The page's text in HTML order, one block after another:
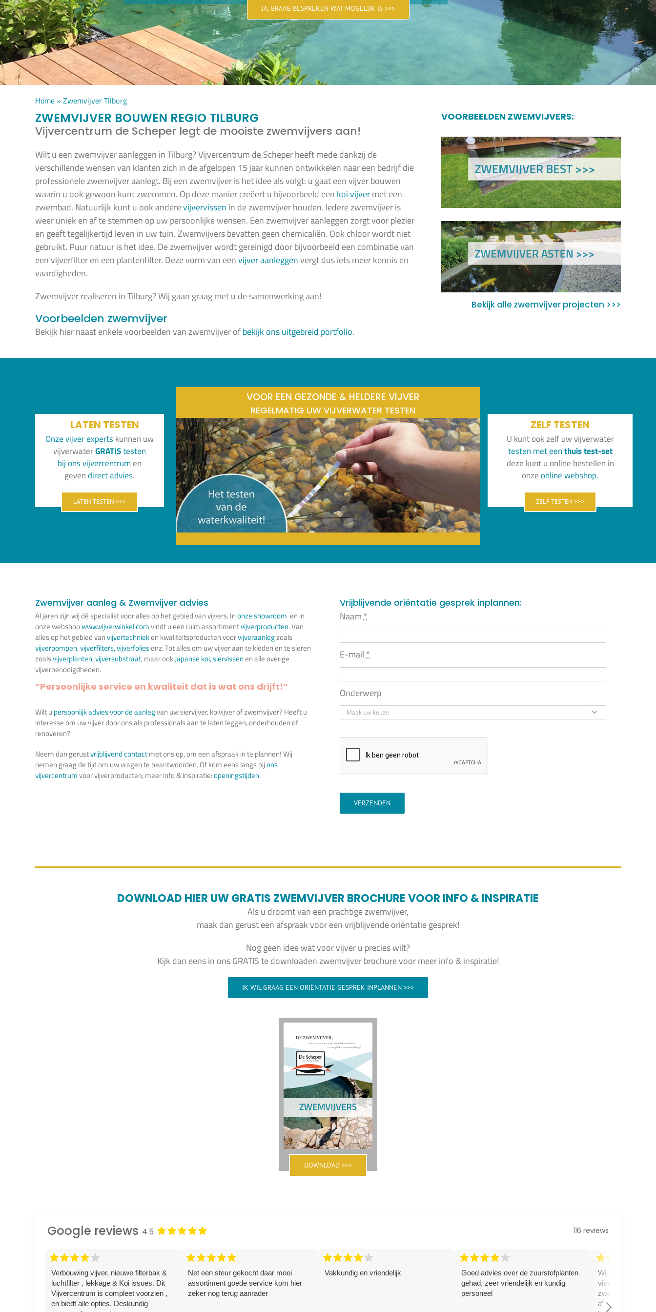
JA, GRAAG BESPREKEN WAT MOGELIJK IS >>>
Home» Zwemvijver Tilburg
ZWEMVIJVER BOUWEN REGIO TILBURG
Vijvercentrum de Scheper legt de mooiste zwemvijvers aan!
Wilt u een zwemvijver aanleggen in Tilburg? Vijvercentrum de Scheper heeft mede dankzij de
verschillende wensen van klanten zich in de afgelopen 15 jaar kunnen ontwikkelen naar een bedrijf die
professionele zwemvijver aanlegt. Bij een zwemvijver is het idee als volgt: u gaat een vijver bouwen
waarin u ook gewoon kunt zwemmen. Op deze manier creëert u bijvoorbeeld een koi vijvermet een
zwembad. Natuurlijk kunt u ook anderevijvervissen in de zwemvijver houden. Iedere zwemvijver is
weer uniek en af te stemmen op uw persoonlijke wensen. Een zwemvijver aanleggen zorgt voor plezier
en geeft tegelijkertijd leven in uw tuin. Zwemvijvers bevatten geen chemicaliën. Ook chloor wordt niet
gebruikt. Puur natuur is het idee. De zwemvijver wordt gereinigd door bijvoorbeeld een combinatie van
een vijverfilter en een plantenfilter. Deze vorm van eenvijver aanleggenvergt dus iets meer kennis en
vaardigheden.
Zwemvijver realiseren in Tilburg? Wij gaan graag met u de samenwerking aan!
Voorbeelden zwemvijver
Bekijk hier naast enkele voorbeelden van zwemvijver ofbekijk ons uitgebreid portfolio.
VOORBEELDEN ZWEMVIJVERS:
Bekijk alle zwemvijver projecten >>>
LATEN TESTEN
Onze vijver expertskunnen uw
vijverwaterGRATIStesten
bijonsvijvercentrum en
gevendirect advies.
LATEN TESTEN >>>
VOOR EEN GEZONDE & HELDERE VIJVER
REGELMATIG UW VIJVERWATER TESTEN
ZELF TESTEN
U kunt ook zelf uw vijverwater
testen meteenthuistest-set
deze kunt u online bestellen in
onzeonlinewebshop.
ZELF TESTEN >>>
Zwemvijver aanleg & Zwemvijver advies
Al jaren zijn wij dé specialist voor alles op het gebied van vijvers. Inonze showroom en in
onze webshopwww.vijverwinkel.comvindt u een ruim assortimentvijverproducten. Van
alles op het gebied vanvijvertechnieken kwaliteitsproducten voorvijveraanlegzoals
vijverpompen,vijverfilters,vijverfoliesenz. Tot alles om uw vijver aan te kleden en te sieren
zoalsvijverplanten,vijversubstraat, maar ookJapanse koi,siervissenen alle overige
vijverbenodigdheden.
“Persoonlijke service en kwaliteit dat is wat ons drijft!”
Wilt u persoonlijk advies voor de aanlegvan uw siervijver, koivijver of zwemvijver? Heeft u
interesse om uw vijver door ons als professionals aan te laten leggen, onderhouden of
renoveren?
Neem dan gerustvrijblijvend contactmet ons op, om een afspraak in te plannen! Wij
nemen graag de tijd om uw vragen te beantwoorden. Of kom eens langs bijons
vijvercentrumvoor vijverproducten, meer info & inspiratie:openingstijden.
Vrijblijvende oriëntatie gesprek inplannen:
Naam*
E-mail*
Onderwerp
VERZENDEN
DOWNLOAD HIER UW GRATIS ZWEMVIJVER BROCHURE VOOR INFO & INSPIRATIE
Als u droomt van een prachtige zwemvijver,
maak dan gerust een afspraak voor een vrijblijvende oriëntatie gesprek!
Nog geen idee wat voor vijver u precies wilt?
Kijk dan eens in ons GRATIS te downloaden zwemvijver brochure voor meer info & inspiratie!
IK WIL GRAAG EEN ORIËNTATIE GESPREK INPLANNEN >>>
DOWNLOAD >>>
Google reviews 4.5 starstarstarstarstar 116 reviews
arrow_forward_ios
starstarstarstarstar
Verbouwing vijver, nieuwe filterbak &
luchtfilter , lekkage & Koi issues. Dit
Vijvercentrum is compleet voorzien ,
en biedt alle opties. Deskundig
starstarstarstarstar
Net een steur gekocht daar mooi
assortiment goede service kom hier
zeker nog terug aanrader
starstarstarstarstar
Vakkundig en vriendelijk
starstarstarstarstar
Goed advies over de zuurstofplanten
gehad, zeer vriendelijk en kundig
personeel
starstar
Wij wilden graag
visvijver vervangen door een
zwemvijver. De
als 'the place to